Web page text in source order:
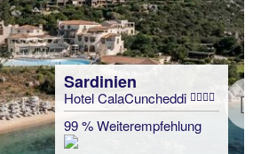
Sardinien
Hotel CalaCuncheddi
99 % Weiterempfehlung